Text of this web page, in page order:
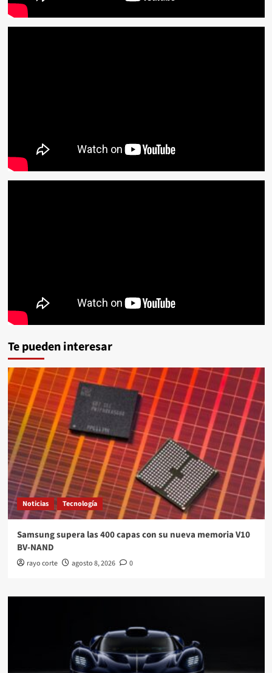
Te pueden interesar
Noticias Tecnología
Samsung supera las 400 capas con su nueva memoria V10
BV-NAND
rayo corte agosto 8, 2026 0